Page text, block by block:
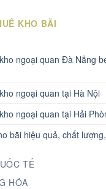
KHO BÃI
ngoại quan Đà Nẵng
ngoại quan tại Hà Nội
ngoại quan tại Hải
bãi hiệu quả, chất
TẾ
HÓA